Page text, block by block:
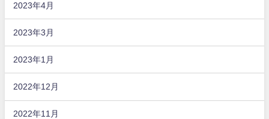
2023年4月
2023年3月
2023年1月
2022年12月
2022年11月